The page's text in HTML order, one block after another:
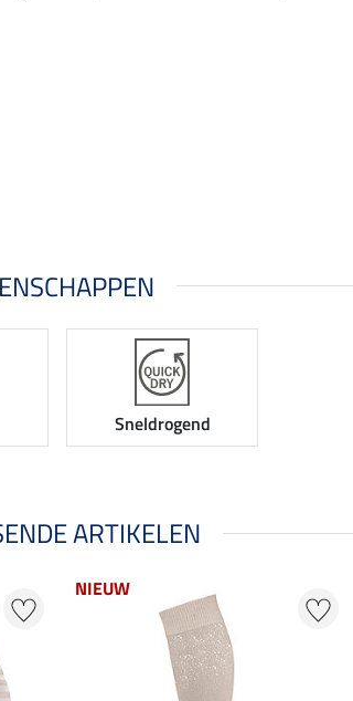
Sneldrogend
ARTIKELEN
NIEUW